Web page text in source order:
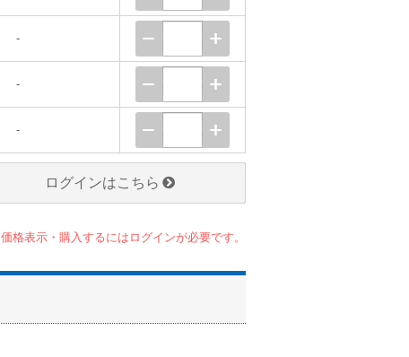
-
-
-
ログインはこちら
価格表示・購入するにはログインが必要です。